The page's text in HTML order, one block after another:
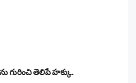
గురించి తెలిపే హక్కు.